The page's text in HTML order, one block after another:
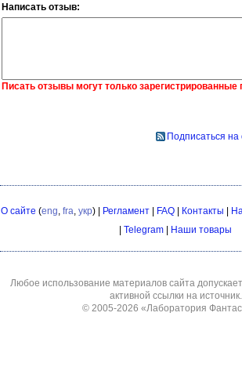
Написать отзыв:
Писать отзывы могут только зарегистрированные
Подписаться
О сайте (eng fra укр) | Регламент| FAQ| Контакты |
| Telegram | Наши товары
Любое использование материалов сайта
активной ссылки на источник.
© 2005-2026 «Лаборатория